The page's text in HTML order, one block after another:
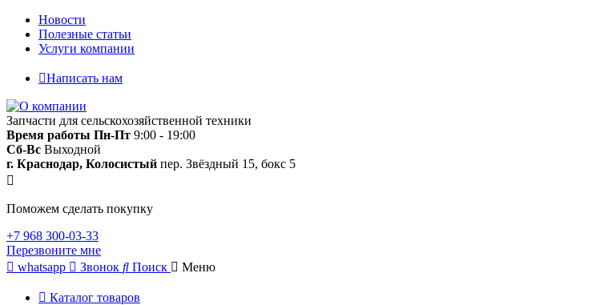
Новости
Полезные статьи
Услуги компании
Написать нам
Запчасти для сельскохозяйственной техники
Время работы Пн-Пт 9:00 - 19:00
Сб-Вс Выходной
г. Краснодар, Колосистый пер. Звёздный 15, бокс 5
Поможем сделать покупку
+7 968 300-03-33
Перезвоните мне
whatsapp
Звонок Поиск Меню
Каталог товаров